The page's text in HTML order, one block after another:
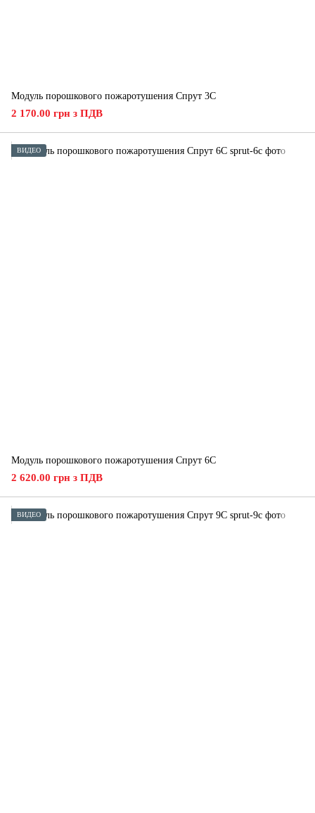
Модуль порошкового пожаротушения Спрут 3С
2 170.00 грн з ПДВ
ВИДЕО
Модуль порошкового пожаротушения Спрут 6С
2 620.00 грн з ПДВ
ВИДЕО